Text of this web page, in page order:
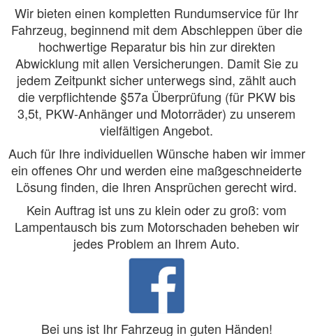
Wir bieten einen kompletten Rundumservice für Ihr
Fahrzeug, beginnend mit dem Abschleppen über die
hochwertige Reparatur bis hin zur direkten
Abwicklung mit allen Versicherungen. Damit Sie zu
jedem Zeitpunkt sicher unterwegs sind, zählt auch
die verpflichtende §57a Überprüfung (für PKW bis
3,5t, PKW-Anhänger und Motorräder) zu unserem
vielfältigen Angebot.
Auch für Ihre individuellen Wünsche haben wir immer
ein offenes Ohr und werden eine maßgeschneiderte
Lösung finden, die Ihren Ansprüchen gerecht wird.
Kein Auftrag ist uns zu klein oder zu groß: vom
Lampentausch bis zum Motorschaden beheben wir
jedes Problem an Ihrem Auto.
Bei uns ist Ihr Fahrzeug in guten Händen!